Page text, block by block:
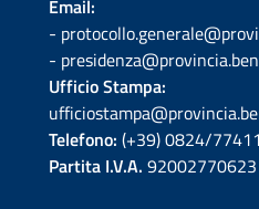
Email:
-
-
Ufficio Stampa:
Telefono: (+39) 0824/
Partita I.V.A. 92002770623